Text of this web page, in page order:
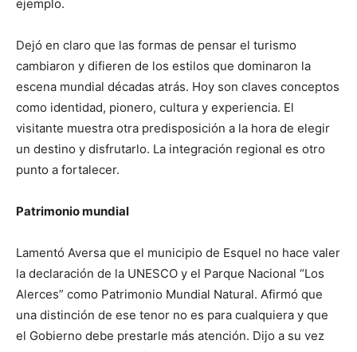
ejemplo.
Dejó en claro que las formas de pensar el turismo
cambiaron y difieren de los estilos que dominaron la
escena mundial décadas atrás. Hoy son claves conceptos
como identidad, pionero, cultura y experiencia. El
visitante muestra otra predisposición a la hora de elegir
un destino y disfrutarlo. La integración regional es otro
punto a fortalecer.
Patrimonio mundial
Lamentó Aversa que el municipio de Esquel no hace valer
la declaración de la UNESCO y el Parque Nacional “Los
Alerces” como Patrimonio Mundial Natural. Afirmó que
una distinción de ese tenor no es para cualquiera y que
el Gobierno debe prestarle más atención. Dijo a su vez